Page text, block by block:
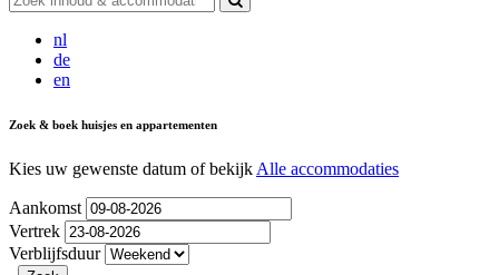
nl
de
en
Zoek & boek huisjes en appartementen
Kies uw gewenste datum of bekijk Alle accommodaties
Aankomst
Vertrek
Verblijfsduur